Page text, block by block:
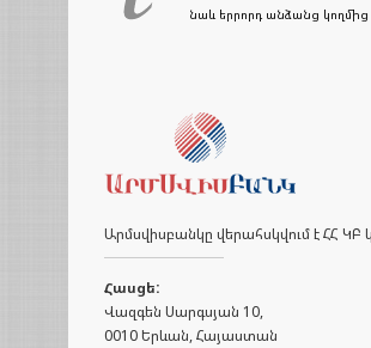
նաև երրորդ անձանց
Արմսվիսբանկը վերահսկվում է ՀՀ ԿԲ
Հասցե:
Վազգեն Սարգսյան 10,
0010 Երևան, Հայաստան